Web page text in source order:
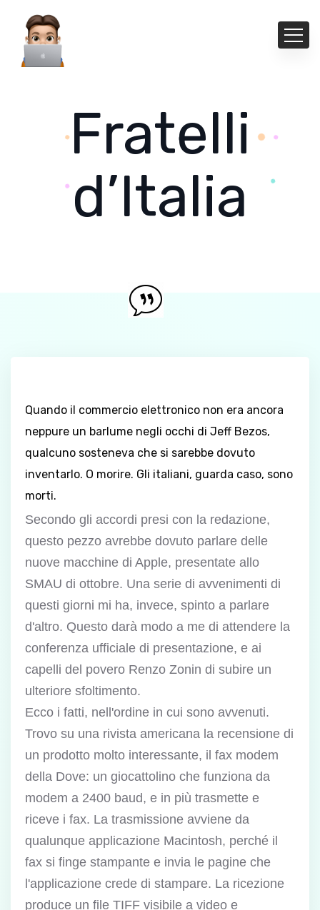
Fratelli
d’Italia
Quando il commercio elettronico non era ancora
neppure un barlume negli occhi di Jeff Bezos,
qualcuno sosteneva che si sarebbe dovuto
inventarlo. O morire. Gli italiani, guarda caso, sono
morti.
Secondo gli accordi presi con la redazione,
questo pezzo avrebbe dovuto parlare delle
nuove macchine di Apple, presentate allo
SMAU di ottobre. Una serie di avvenimenti di
questi giorni mi ha, invece, spinto a parlare
d'altro. Questo darà modo a me di attendere la
conferenza ufficiale di presentazione, e ai
capelli del povero Renzo Zonin di subire un
ulteriore sfoltimento.
Ecco i fatti, nell'ordine in cui sono avvenuti.
Trovo su una rivista americana la recensione di
un prodotto molto interessante, il fax modem
della Dove: un giocattolino che funziona da
modem a 2400 baud, e in più trasmette e
riceve i fax. La trasmissione avviene da
qualunque applicazione Macintosh, perché il
fax si finge stampante e invia le pagine che
l'applicazione crede di stampare. La ricezione
produce un file TIFF visibile a video e